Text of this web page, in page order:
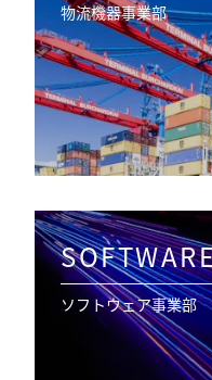
物流機器事業部
ソフトウェア事業部